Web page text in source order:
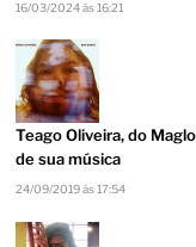
16/03/2024 às 16:21
Teago Oliveira, do
de sua música
24/09/2019 às 17:54